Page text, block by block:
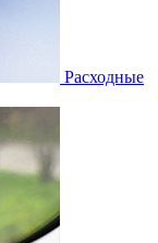
Расходные